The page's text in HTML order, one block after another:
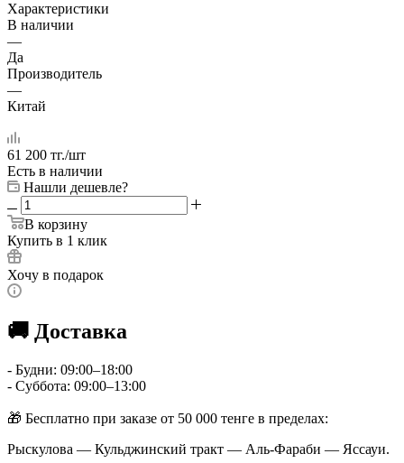
Характеристики
В наличии
—
Да
Производитель
—
Китай
61 200 тг./шт
Есть в наличии
Нашли дешевле?
В корзину
Купить в 1 клик
Хочу в подарок
🚚 Доставка
- Будни: 09:00–18:00
- Суббота: 09:00–13:00
🎁 Бесплатно при заказе от 50 000 тенге в пределах:
Рыскулова — Кульджинский тракт — Аль-Фараби — Яссауи.